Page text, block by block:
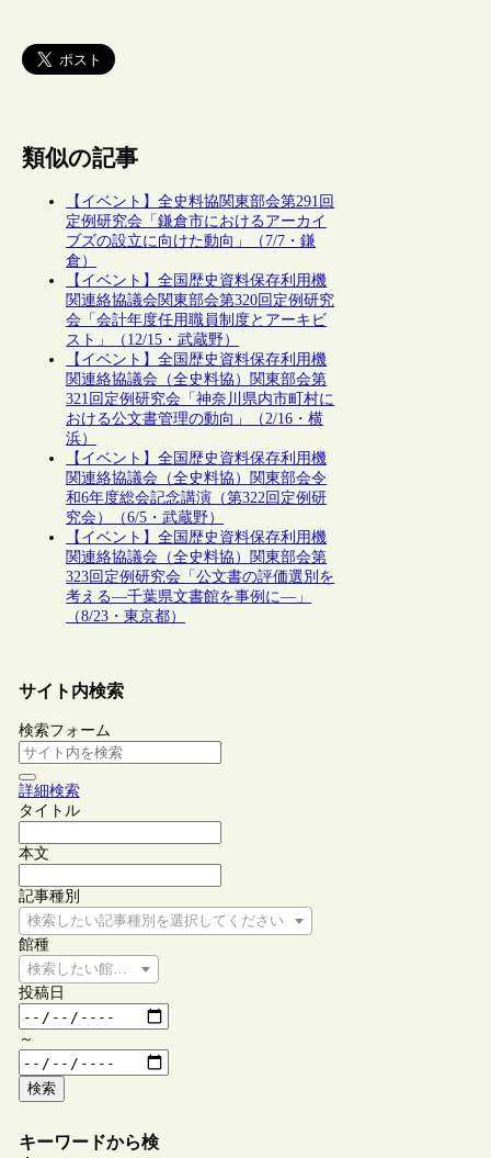
類似の記事
【イベント】全史料協関東部会第291回
定例研究会「鎌倉市におけるアーカイ
ブズの設立に向けた動向」（7/7・鎌
倉）
【イベント】全国歴史資料保存利用機
関連絡協議会関東部会第320回定例研究
会「会計年度任用職員制度とアーキビ
スト」（12/15・武蔵野）
【イベント】全国歴史資料保存利用機
関連絡協議会（全史料協）関東部会第
321回定例研究会「神奈川県内市町村に
おける公文書管理の動向」（2/16・横
浜）
【イベント】全国歴史資料保存利用機
関連絡協議会（全史料協）関東部会令
和6年度総会記念講演（第322回定例研
究会）（6/5・武蔵野）
【イベント】全国歴史資料保存利用機
関連絡協議会（全史料協）関東部会第
323回定例研究会「公文書の評価選別を
考える―千葉県文書館を事例に―」
（8/23・東京都）
サイト内検索
検索フォーム
詳細検索
タイトル
本文
記事種別
検索したい記事種別を選択してください
館種
検索したい館種を選択してください
投稿日
～
検索
キーワードから検